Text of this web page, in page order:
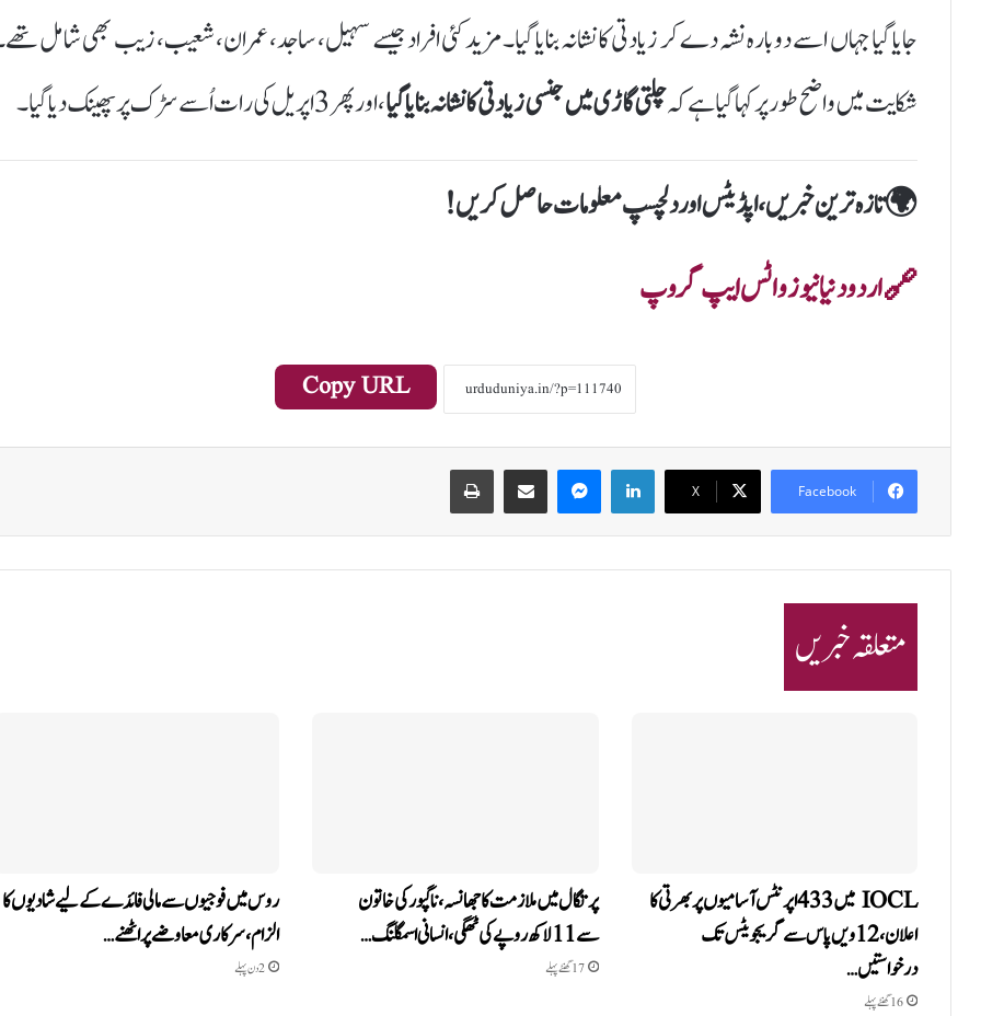
جایا گیا جہاں اسے دوبارہ نشہ دے کر زیادتی کا نشانہ بنایا گیا۔ مزید کئی افراد جیسے سہیل، ساجد، عمران، شعیب، زیب بھی شامل
شکایت میں واضح طور پر کہا گیا ہے کہچلتی گاڑی میں جنسی زیادتی کا نشانہ بنایا گیا، اور پھر 3 اپریل کی رات اُسے سڑک پر پھینک دیا گیا۔
🌍 تازہ ترین خبریں، اپڈیٹس اور دلچسپ معلومات حاصل کریں!
🔗 اردو دنیا نیوز واٹس ایپ گروپ
Copy URL
Facebook
X
LinkedIn
متعلقہ خبریں
IOCL میں 433 اپرنٹس آسامیوں پر بھرتی کا
اعلان، 12ویں پاس سے گریجویٹس تک
درخواستیں…
16 گھنٹے پہلے
پرتگال میں ملازمت کا جھانسہ،ناگپور کی خاتون
سے 11 لاکھ روپے کی ٹھگی، انسانی اسمگلنگ…
17 گھنٹے پہلے
روس میں فوجیوں سے مالی فائدے کے لیے شادیوں کا
الزام، سرکاری معاوضے پر اٹھنے…
2 دن پہلے